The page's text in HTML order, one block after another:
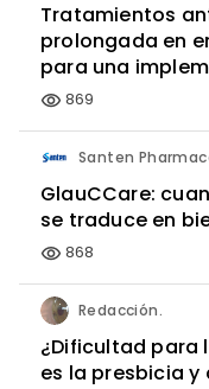
Tratamientos
prolongada en
para una
visibility 869
Santen
GlauCCare:
se traduce en
visibility 868
Redacción.
¿Dificultad para
es la presbicia